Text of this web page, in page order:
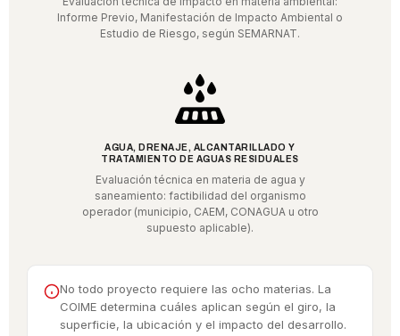
Informe Previo, Manifestación de Impacto Ambiental o
Estudio de Riesgo, según SEMARNAT.
AGUA, DRENAJE, ALCANTARILLADO Y
TRATAMIENTO DE AGUAS RESIDUALES
Evaluación técnica en materia de agua y
saneamiento: factibilidad del organismo
operador (municipio, CAEM, CONAGUA u otro
supuesto aplicable).
No todo proyecto requiere las ocho materias. La
COIME determina cuáles aplican según el giro, la
superficie, la ubicación y el impacto del desarrollo.